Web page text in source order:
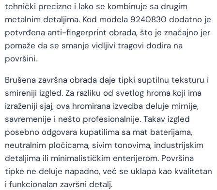
tehnički precizno i lako se kombinuje sa drugim
metalnim detaljima. Kod modela 9240830 dodatno je
potvrđena anti-fingerprint obrada, što je značajno jer
pomaže da se smanje vidljivi tragovi dodira na
površini.
Brušena završna obrada daje tipki suptilnu teksturu i
smireniji izgled. Za razliku od svetlog hroma koji ima
izraženiji sjaj, ova hromirana izvedba deluje mirnije,
savremenije i nešto profesionalnije. Takav izgled
posebno odgovara kupatilima sa mat baterijama,
neutralnim pločicama, sivim tonovima, industrijskim
detaljima ili minimalističkim enterijerom. Površina
tipke ne deluje napadno, već se uklapa kao kvalitetan
i funkcionalan završni detalj.